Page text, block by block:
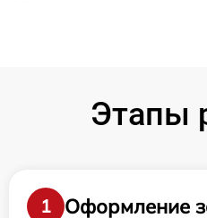
Этапы
1 Оформление